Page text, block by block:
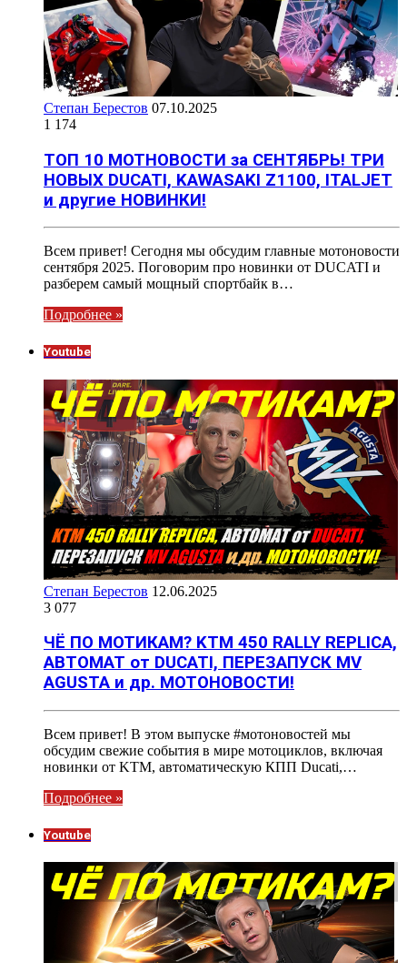
Степан Берестов 07.10.2025
1 174
ТОП 10 МОТНОВОСТИ за СЕНТЯБРЬ! ТРИ
НОВЫХ DUCATI, KAWASAKI Z1100, ITALJET
и другие НОВИНКИ!
Всем привет! Сегодня мы обсудим главные мотоновости
сентября 2025. Поговорим про новинки от DUCATI и
разберем самый мощный спортбайк в…
Подробнее »
Youtube
Степан Берестов 12.06.2025
3 077
ЧЁ ПО МОТИКАМ? KTM 450 RALLY REPLICA,
АВТОМАТ от DUCATI, ПЕРЕЗАПУСК MV
AGUSTA и др. МОТОНОВОСТИ!
Всем привет! В этом выпуске #мотоновостей мы
обсудим свежие события в мире мотоциклов, включая
новинки от KTM, автоматическую КПП Ducati,…
Подробнее »
Youtube